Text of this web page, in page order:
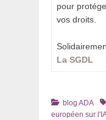
pour
vos droits.
La SGDL
Catégories
blog ADA
européen sur